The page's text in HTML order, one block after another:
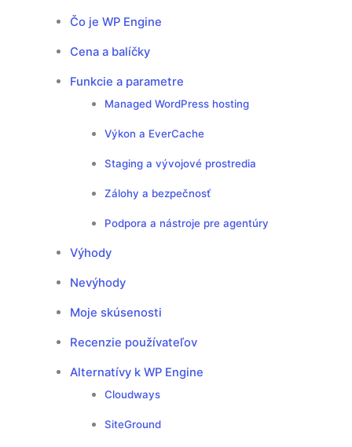
Čo je WP Engine
Cena a balíčky
Funkcie a parametre
Managed WordPress hosting
Výkon a EverCache
Staging a vývojové prostredia
Zálohy a bezpečnosť
Podpora a nástroje pre agentúry
Výhody
Nevýhody
Moje skúsenosti
Recenzie používateľov
Alternatívy k WP Engine
Cloudways
SiteGround